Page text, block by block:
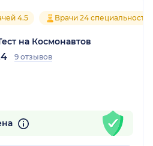
4.5 Врачи 24
на Космонавтов
9 отзывов